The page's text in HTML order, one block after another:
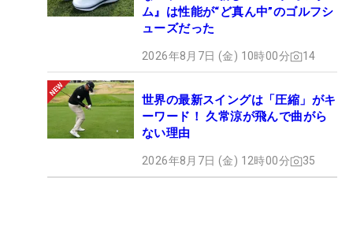
ム』は性能が“ど真ん中”のゴルフシ
ューズだった
2026年8月7日 (金) 10時00分 14
世界の最新スイングは「圧縮」がキ
ーワード！ 久常涼が飛んで曲がら
ない理由
2026年8月7日 (金) 12時00分 35